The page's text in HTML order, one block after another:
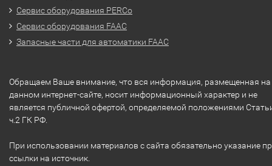
Сервис оборудования PERCo
Сервис оборудования FAAC
Запасные части для автоматики FAAC
Обращаем Ваше внимание, что вся информация, размещенная на
данном интернет-сайте, носит информационный характер и не
является публичной офертой, определяемой положениями
ч.2 ГК РФ.
При использовании материалов с сайта обязательно указание
ссылки на источник.